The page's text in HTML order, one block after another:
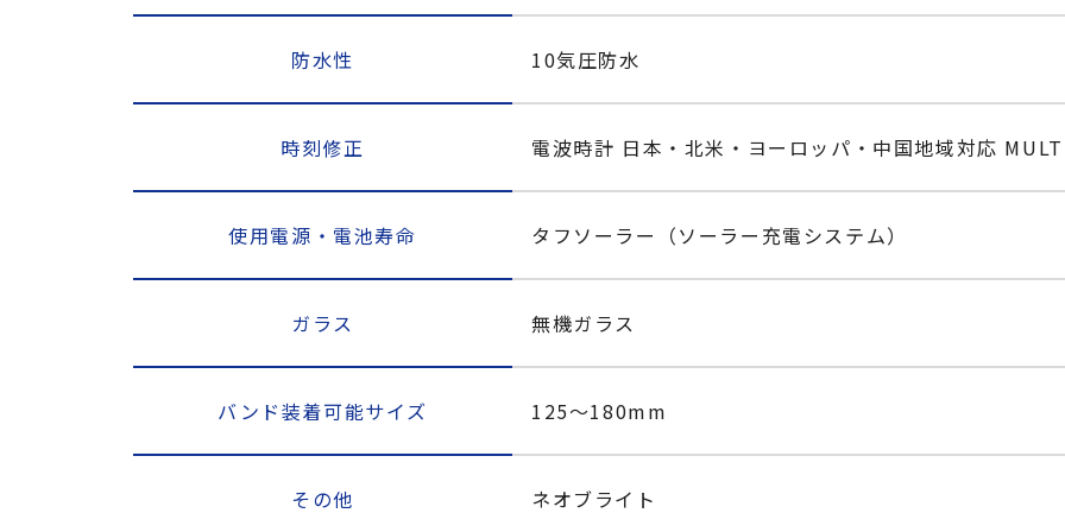
防水性 10気圧防水
時刻修正 電波時計 日本・北米・ヨーロッパ・中国地域対応
使用電源・電池寿命 タフソーラー（ソーラー充電システム）
ガラス 無機ガラス
バンド装着可能サイズ 125～180mm
その他 ネオブライト